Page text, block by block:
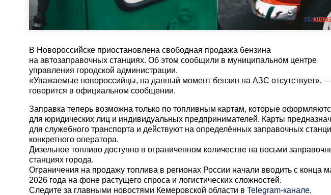
В Новороссийске приостановлена свободная продажа бензина
на автозаправочных станциях. Об этом сообщили в муниципальном центре
управления городской администрации.
«Уважаемые новороссийцы, на данный момент бензин на АЗС отсутствует»,
говорится в официальном сообщении.
Заправка теперь возможна только по топливным картам, которые
для юридических лиц и индивидуальных предпринимателей. Карты
для служебного транспорта и действуют на определённых заправочных
конкретного оператора.
Дизельное топливо доступно в ограниченном количестве на восьми
станциях города.
Ограничения на продажу топлива в регионах России начали вводить с конца
2026 года на фоне растущего спроса и логистических сложностей.
Cледите за главными новостями Кемеровской области в Telegram-канале,